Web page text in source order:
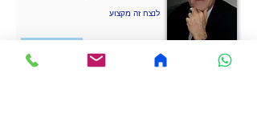
מנהיגות
לנצח זה מקצוע